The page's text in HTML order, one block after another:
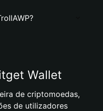
Wallet
de criptomoedas,
de utilizadores